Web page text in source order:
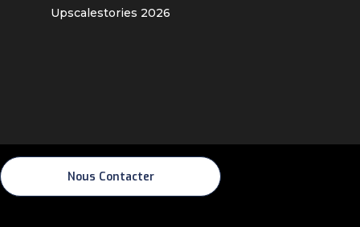
Upscalestories 2026
Nous Contacter